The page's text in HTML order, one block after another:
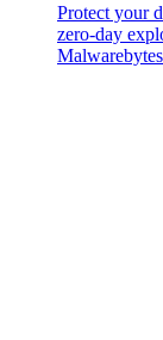
Protect your
zero-day